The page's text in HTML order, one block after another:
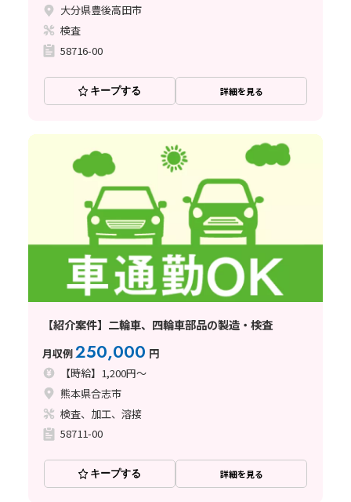
大分県豊後高田市
検査
58716-00
キープする 詳細を見る
【紹介案件】二輪車、四輪車部品の製造・検査
月収例250,000 円
【時給】1,200円～
熊本県合志市
検査、加工、溶接
58711-00
キープする 詳細を見る